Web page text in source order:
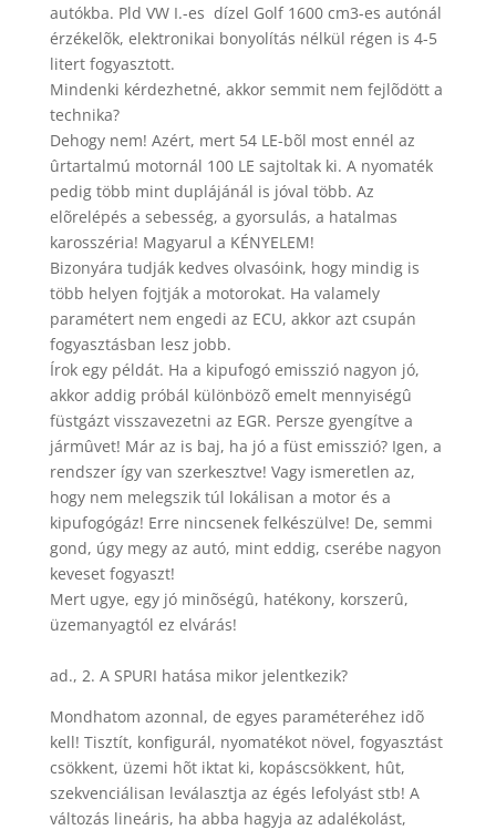
autókba. Pld VW I.-es dízel Golf 1600 cm3-es autónál
érzékelõk, elektronikai bonyolítás nélkül régen is 4-5
litert fogyasztott.
Mindenki kérdezhetné, akkor semmit nem fejlõdött a
technika?
Dehogy nem! Azért, mert 54 LE-bõl most ennél az
ûrtartalmú motornál 100 LE sajtoltak ki. A nyomaték
pedig több mint duplájánál is jóval több. Az
elõrelépés a sebesség, a gyorsulás, a hatalmas
karosszéria! Magyarul a KÉNYELEM!
Bizonyára tudják kedves olvasóink, hogy mindig is
több helyen fojtják a motorokat. Ha valamely
paramétert nem engedi az ECU, akkor azt csupán
fogyasztásban lesz jobb.
Írok egy példát. Ha a kipufogó emisszió nagyon jó,
akkor addig próbál különbözõ emelt mennyiségû
füstgázt visszavezetni az EGR. Persze gyengítve a
jármûvet! Már az is baj, ha jó a füst emisszió? Igen, a
rendszer így van szerkesztve! Vagy ismeretlen az,
hogy nem melegszik túl lokálisan a motor és a
kipufogógáz! Erre nincsenek felkészülve! De, semmi
gond, úgy megy az autó, mint eddig, cserébe nagyon
keveset fogyaszt!
Mert ugye, egy jó minõségû, hatékony, korszerû,
üzemanyagtól ez elvárás!
ad., 2. A SPURI hatása mikor jelentkezik?
Mondhatom azonnal, de egyes paraméteréhez idõ
kell! Tisztít, konfigurál, nyomatékot növel, fogyasztást
csökkent, üzemi hõt iktat ki, kopáscsökkent, hût,
szekvenciálisan leválasztja az égés lefolyást stb! A
változás lineáris, ha abba hagyja az adalékolást,